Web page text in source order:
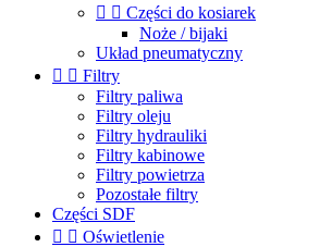
  Części do kosiarek
Noże / bijaki
Układ pneumatyczny
  Filtry
Filtry paliwa
Filtry oleju
Filtry hydrauliki
Filtry kabinowe
Filtry powietrza
Pozostałe filtry
Części SDF
  Oświetlenie